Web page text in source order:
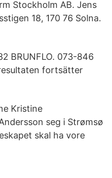
Stockholm AB. Jens
18, 170 76 Solna.
BRUNFLO. 073-846
fortsätter
Kristine
seg i Strømsø
skal ha vore